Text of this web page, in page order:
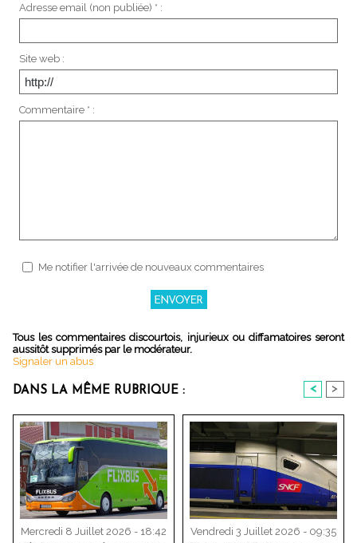
Adresse email (non publiée) * :
Site web :
Commentaire * :
Me notifier l'arrivée de nouveaux commentaires
Tous les commentaires discourtois, injurieux ou diffamatoires seront
aussitôt supprimés par le modérateur.
Signaler un abus
DANS LA MÊME RUBRIQUE : < >
Mercredi 8 Juillet 2026 - 18:42
Vendredi 3 Juillet 2026 - 09:35